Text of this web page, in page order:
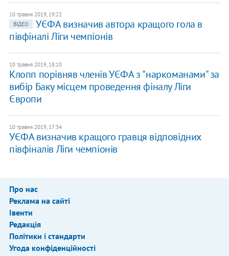
10 травня 2019, 19:22
ВІДЕО
УЄФА визначив автора кращого гола в
півфіналі Ліги чемпіонів
10 травня 2019, 18:10
Клопп порівняв членів УЄФА з "наркоманами" за
вибір Баку місцем проведення фіналу Ліги
Європи
10 травня 2019, 17:34
УЄФА визначив кращого гравця відповідних
півфіналів Ліги чемпіонів
Про нас
Реклама на сайті
Івенти
Редакція
Політики і стандарти
Угода конфіденційності